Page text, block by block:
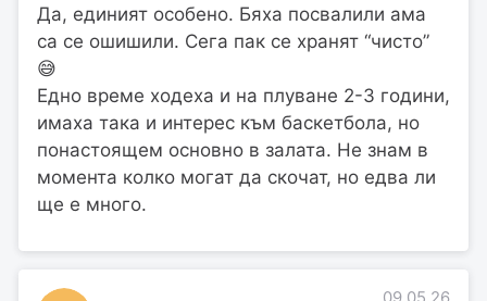
Да, единият особено. Бяха посвалили ама
са се ошишили. Сега пак се хранят “чисто”
😅
Едно време ходеха и на плуване 2-3 години,
имаха така и интерес към баскетбола, но
понастоящем основно в залата. Не знам в
момента колко могат да скочат, но едва ли
ще е много.